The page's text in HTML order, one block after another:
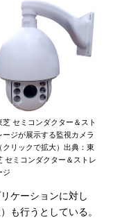
芝 セミコンダクター＆スト
ージが展示する監視カメラ
（クリックで拡大）出典：東
セミコンダクター＆ストレ
ジ
ケーションに対し
も行うとしている。